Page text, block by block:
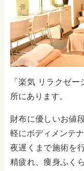
「楽気 リラクゼ
所にあります。
財布に優しいお値
軽にボディメンテ
夜遅くまで施術を
精疲れ、痩身ふく